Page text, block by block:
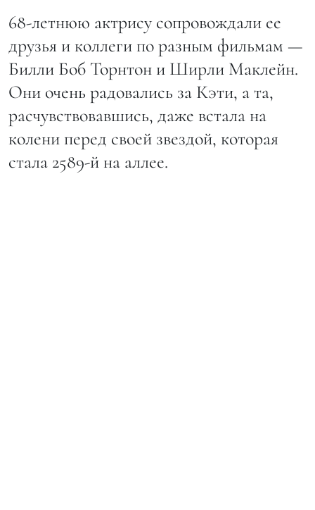
68-летнюю актрису сопровождали ее
друзья и коллеги по разным фильмам —
Билли Боб Торнтон и Ширли Маклейн.
Они очень радовались за Кэти, а та,
расчувствовавшись, даже встала на
колени перед своей звездой, которая
стала 2589-й на аллее.